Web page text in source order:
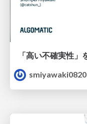
smiyawaki0820